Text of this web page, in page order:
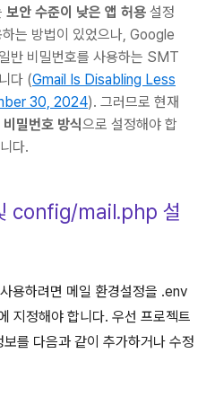
보안 수준이 낮은 앱 허용 설정
는 방법이 있었으나, Google
반 비밀번호를 사용하는 SMT
다 (Gmail Is Disabling Less
30, 2024). 그러므로 현재
밀번호 방식으로 설정해야 합
니다.
config/mail.php 설
용하려면 메일 환경설정을 .env
지정해야 합니다. 우선 프로젝트
를 다음과 같이 추가하거나 수정